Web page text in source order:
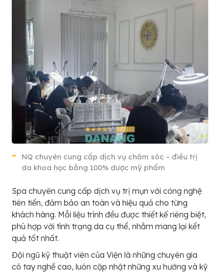
NQ chuyên cung cấp dịch vụ chăm sóc – điều trị
da khoa học bằng 100% dược mỹ phẩm
Spa chuyên cung cấp dịch vụ trị mụn với công nghệ
tiên tiến, đảm bảo an toàn và hiệu quả cho từng
khách hàng. Mỗi liệu trình đều được thiết kế riêng biệt,
phù hợp với tình trạng da cụ thể, nhằm mang lại kết
quả tốt nhất.
Đội ngũ kỹ thuật viên của Viện là những chuyên gia
có tay nghề cao, luôn cập nhật những xu hướng và kỹ